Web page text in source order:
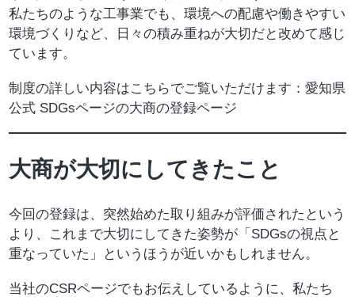
私たちのような工事業でも、環境への配慮や働きやすい
環境づくりなど、日々の積み重ねが大切だと改めて感じ
ています。
制度の詳しい内容はこちらでご覧いただけます：愛知県
公式 SDGsページの大商の登録ページ
大商が大切にしてきたこと
今回の登録は、突然始めた取り組みが評価されたという
より、これまで大切にしてきた姿勢が「SDGsの視点と
重なっていた」というほうが近いかもしれません。
当社のCSRページでもお伝えしているように、私たち